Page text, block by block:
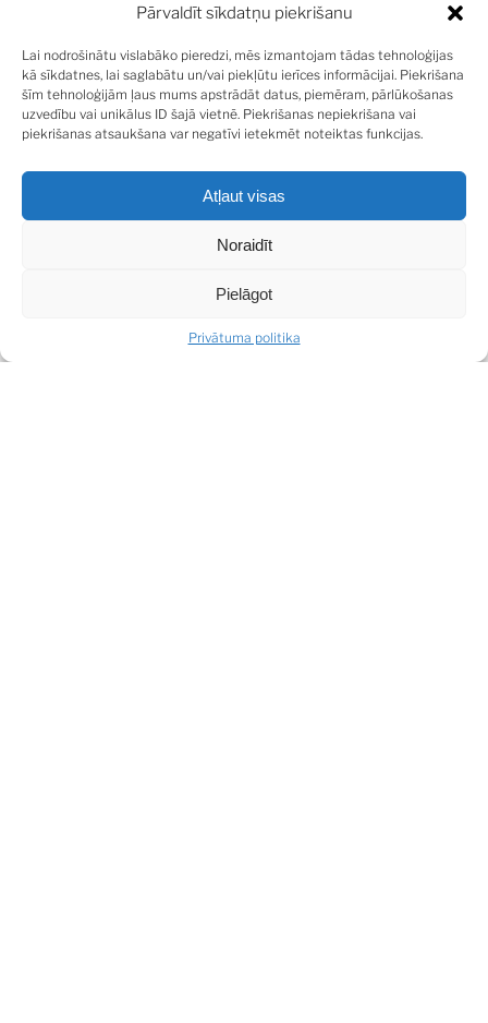
Pārvaldīt sīkdatņu piekrišanu
Lai nodrošinātu vislabāko pieredzi, mēs izmantojam tādas tehnoloģijas
kā sīkdatnes, lai saglabātu un/vai piekļūtu ierīces informācijai. Piekrišana
šīm tehnoloģijām ļaus mums apstrādāt datus, piemēram, pārlūkošanas
uzvedību vai unikālus ID šajā vietnē. Piekrišanas nepiekrišana vai
piekrišanas atsaukšana var negatīvi ietekmēt noteiktas funkcijas.
Atļaut visas
Noraidīt
Pielāgot
Privātuma politika
pārdod ērtu dvīņu mājas daļu, ar platību 265 kv.m. Mājā ir
plaša viesistaba ar kamīnu un izeju uz āra terasi, virtuve,
dzīvojamā istaba/kabinets, garderobes telpa,
saimniecības telpa un viesu tualete, mājas pirmajā stāvā.
Otrajā stāvā ir 3 guļamistabas, plaša garderobe un 2
balkonu ar skatu uz klusu iekšpagalmu dienvidos.
Kvalitatīvas sanitāri tehniskās iekārtas, kamīns, iebūvētie
teritorija ir sakopta, bruģēts pagalms, aiz mājas